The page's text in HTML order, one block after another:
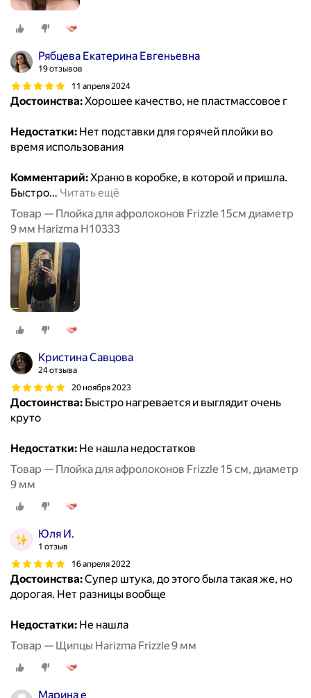
Рябцева Екатерина Евгеньевна
19 отзывов
11 апреля 2024
Достоинства:Хорошее качество, не пластмассовое г
Недостатки: Нет подставки для горячей плойки во
время использования
Комментарий:Храню в коробке, в которой и пришла.
Быстро… Читать ещё
Товар — Плойка для афролоконов Frizzle 15см диаметр
9 мм Harizma H10333
Кристина Савцова
24 отзыва
20 ноября 2023
Достоинства: Быстро нагревается и выглядит очень
круто
Недостатки: Не нашла недостатков
Товар — Плойка для афролоконов Frizzle 15 см, диаметр
9 мм
Юля И.
1 отзыв
16 апреля 2022
Достоинства:Супер штука, до этого была такая же, но
дорогая. Нет разницы вообще
Недостатки: Не нашла
Товар — Щипцы Harizma Frizzle 9 мм
Марина е